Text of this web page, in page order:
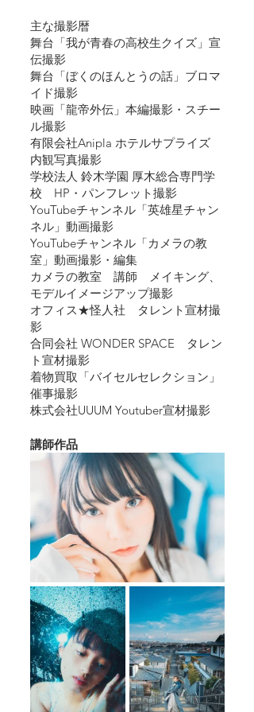
主な撮影暦
舞台「我が青春の高校生クイズ」宣
伝撮影
舞台「ぼくのほんとうの話」ブロマ
イド撮影
​映画「龍帝外伝」本編撮影・スチー
ル撮影
有限会社Anipla ホテルサプライズ
内観写真撮影
学校法人 鈴木学園 厚木総合専門学
校　HP・パンフレット撮影
YouTubeチャンネル「英雄星チャン
ネル」動画撮影
YouTubeチャンネル「カメラの教
室」動画撮影・編集
カメラの教室　講師　メイキング、
モデルイメージアップ撮影
オフィス★怪人社　タレント宣材撮
影
合同会社 WONDER SPACE　タレン
ト宣材撮影
着物買取「バイセルセレクション」
催事撮影
株式会社UUUM Youtuber宣材撮影
講師作品